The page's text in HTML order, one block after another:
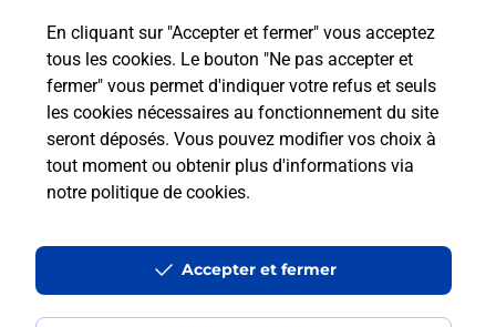
En cliquant sur "Accepter et fermer" vous acceptez
tous les cookies. Le bouton "Ne pas accepter et
fermer" vous permet d'indiquer votre refus et seuls
les cookies nécessaires au fonctionnement du site
seront déposés. Vous pouvez modifier vos choix à
tout moment ou obtenir plus d'informations via
notre politique de cookies.
Accepter et fermer
Questions fréquemment posées
Quel est le prix d’une impression ?
Où imprimer des documents autour